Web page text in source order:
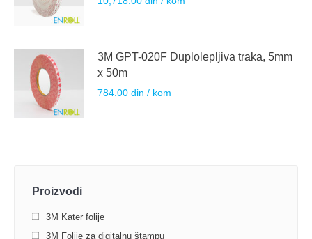
3M GPT-020F Duplolepljiva traka, 5mm
x 50m
784.00 din / kom
Proizvodi
3M Kater folije
3M Folije za digitalnu štampu